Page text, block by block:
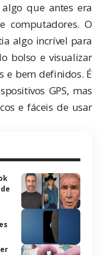
que antes era
computadores. O
algo incrível para
bolso e visualizar
e bem definidos. É
GPS, mas
e fáceis de usar